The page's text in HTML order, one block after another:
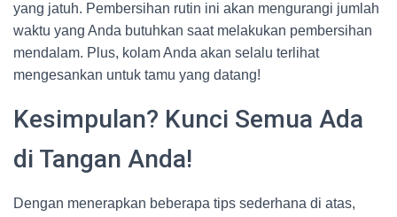
yang jatuh. Pembersihan rutin ini akan mengurangi jumlah
waktu yang Anda butuhkan saat melakukan pembersihan
mendalam. Plus, kolam Anda akan selalu terlihat
mengesankan untuk tamu yang datang!
Kesimpulan? Kunci Semua Ada
di Tangan Anda!
Dengan menerapkan beberapa tips sederhana di atas,